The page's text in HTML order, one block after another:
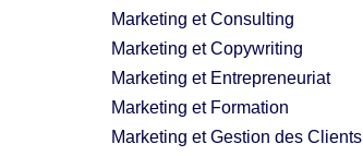
Marketing et Consulting
Marketing et Copywriting
Marketing et Entrepreneuriat
Marketing et Formation
Marketing et Gestion des Clients